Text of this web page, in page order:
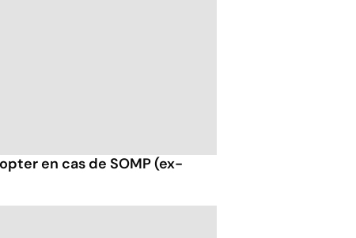
en cas de SOMP (ex-